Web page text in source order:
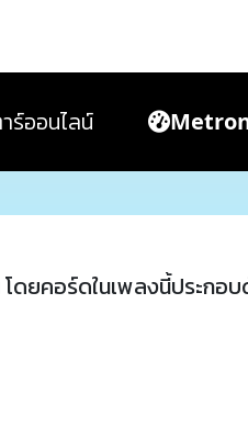
ร์ออนไลน์
ดยคอร์ดในเพลงนี้ประกอ